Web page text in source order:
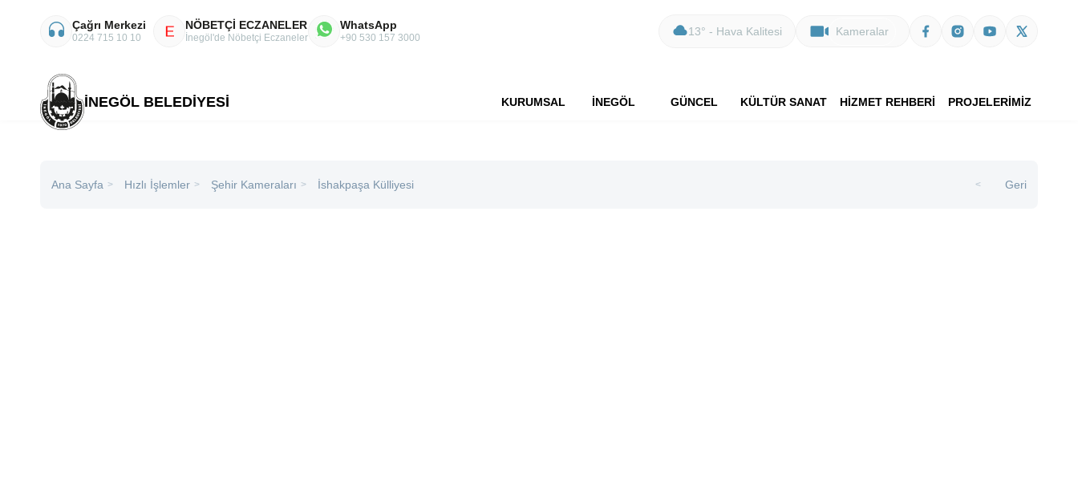
Çağrı Merkezi
0224 715 10 10 E NÖBETÇİ ECZANELER
İnegöl'de Nöbetçi Eczaneler
WhatsApp
+90 530 157 3000
13° - Hava Kalitesi Kameralar
İNEGÖL BELEDİYESİ KURUMSAL İNEGÖL GÜNCEL KÜLTÜR SANAT HİZMET REHBERİ PROJELERİMİZ
Ana Sayfa > Hızlı İşlemler > Şehir Kameraları > İshakpaşa Külliyesi > Geri